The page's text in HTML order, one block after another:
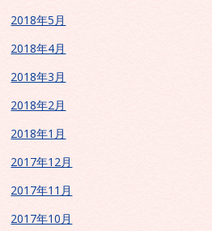
2018年5月
2018年4月
2018年3月
2018年2月
2018年1月
2017年12月
2017年11月
2017年10月